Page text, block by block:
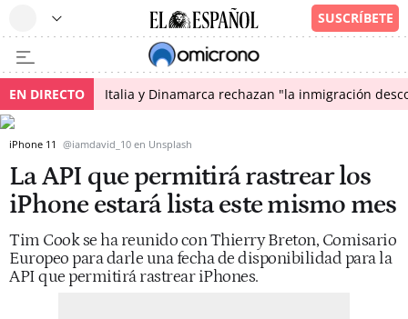
EN DIRECTO Italia y Dinamarca rechazan "la inmigración
iPhone 11 @iamdavid_10 en Unsplash
La API que permitirá rastrear los
iPhone estará lista este mismo mes
Tim Cook se ha reunido con Thierry Breton, Comisario
Europeo para darle una fecha de disponibilidad para la
API que permitirá rastrear iPhones.